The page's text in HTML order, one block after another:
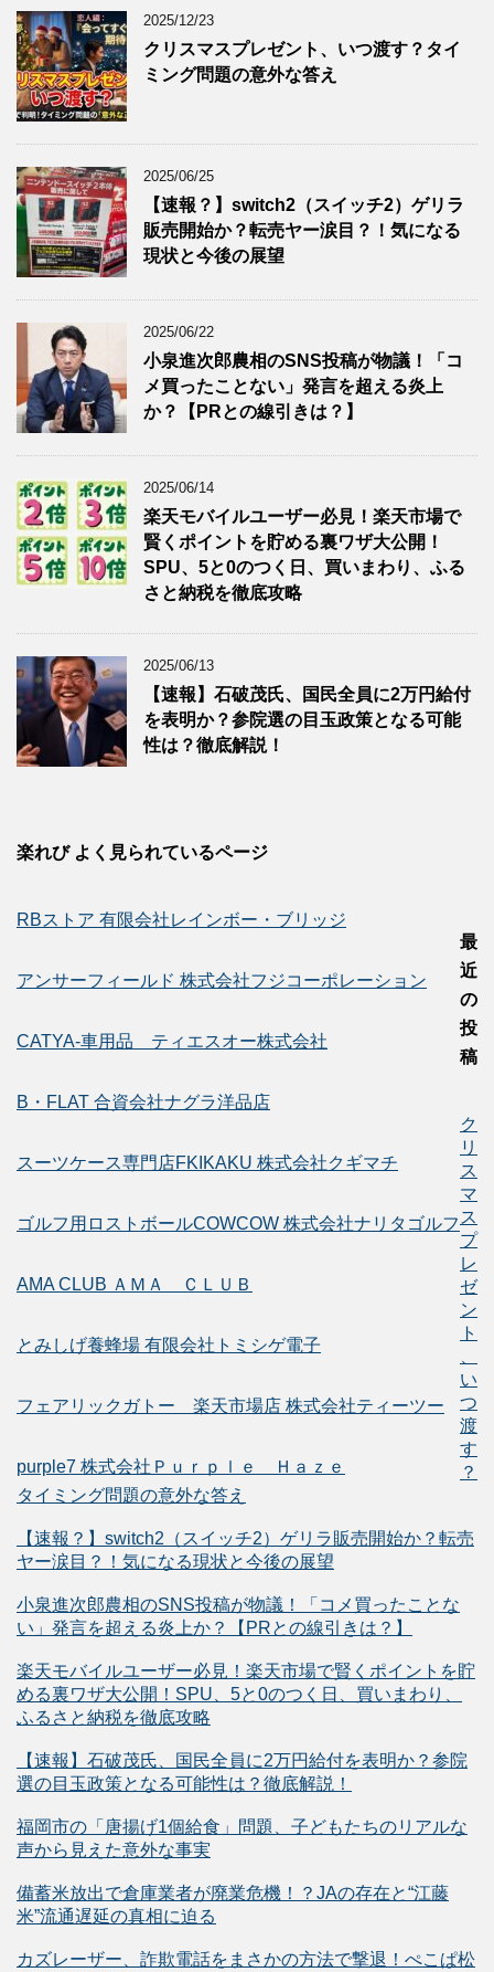
2025/12/23
クリスマスプレゼント、いつ渡す？タイ
ミング問題の意外な答え
2025/06/25
【速報？】switch2（スイッチ2）ゲリラ
販売開始か？転売ヤー涙目？！気になる
現状と今後の展望
2025/06/22
小泉進次郎農相のSNS投稿が物議！「コ
メ買ったことない」発言を超える炎上
か？【PRとの線引きは？】
2025/06/14
楽天モバイルユーザー必見！楽天市場で
賢くポイントを貯める裏ワザ大公開！
SPU、5と0のつく日、買いまわり、ふる
さと納税を徹底攻略
2025/06/13
【速報】石破茂氏、国民全員に2万円給付
を表明か？参院選の目玉政策となる可能
性は？徹底解説！
楽れび よく見られているページ
RBストア 有限会社レインボー・ブリッジ
アンサーフィールド 株式会社フジコーポレーション
CATYA-車用品 ティエスオー株式会社
B・FLAT 合資会社ナグラ洋品店
スーツケース専門店FKIKAKU 株式会社クギマチ
ゴルフ用ロストボールCOWCOW 株式会社ナリタゴルフ
AMA CLUB ＡＭＡ ＣＬＵＢ
とみしげ養蜂場 有限会社トミシゲ電子
フェアリックガトー 楽天市場店 株式会社ティーツー
purple7 株式会社Ｐｕｒｐｌｅ Ｈａｚｅ
最
近
の
投
稿
ク
リ
ス
マ
ス
プ
レ
ゼ
ン
ト
い
つ
渡
す
？
タイミング問題の意外な答え
【速報？】switch2（スイッチ2）ゲリラ販売開始か？転売
ヤー涙目？！気になる現状と今後の展望
小泉進次郎農相のSNS投稿が物議！「コメ買ったことな
い」発言を超える炎上か？【PRとの線引きは？】
楽天モバイルユーザー必見！楽天市場で賢くポイントを貯
める裏ワザ大公開！SPU、5と0のつく日、買いまわり、
ふるさと納税を徹底攻略
【速報】石破茂氏、国民全員に2万円給付を表明か？参院
選の目玉政策となる可能性は？徹底解説！
福岡市の「唐揚げ1個給食」問題、子どもたちのリアルな
声から見えた意外な事実
備蓄米放出で倉庫業者が廃業危機！？JAの存在と“江藤
米”流通遅延の真相に迫る
カズレーザー、詐欺電話をまさかの方法で撃退！ぺこぱ松